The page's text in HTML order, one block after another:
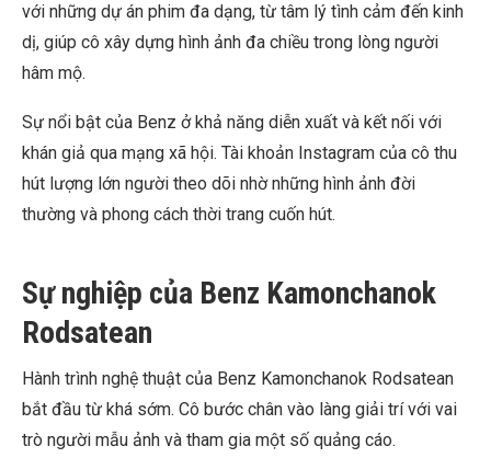
với những dự án phim đa dạng, từ tâm lý tình cảm đến kinh
dị, giúp cô xây dựng hình ảnh đa chiều trong lòng người
hâm mộ.
Sự nổi bật của Benz ở khả năng diễn xuất và kết nối với
khán giả qua mạng xã hội. Tài khoản Instagram của cô thu
hút lượng lớn người theo dõi nhờ những hình ảnh đời
thường và phong cách thời trang cuốn hút.
Sự nghiệp của Benz Kamonchanok
Rodsatean
Hành trình nghệ thuật của Benz Kamonchanok Rodsatean
bắt đầu từ khá sớm. Cô bước chân vào làng giải trí với vai
trò người mẫu ảnh và tham gia một số quảng cáo.